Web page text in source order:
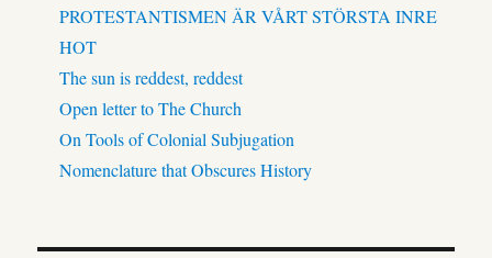
PROTESTANTISMEN ÄR VÅRT STÖRSTA INRE
HOT
The sun is reddest, reddest
Open letter to The Church
On Tools of Colonial Subjugation
Nomenclature that Obscures History